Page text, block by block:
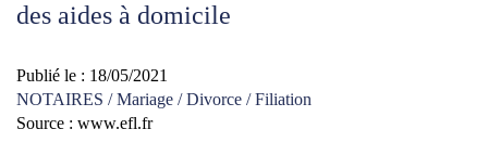
des aides à domicile
Publié le : 18/05/2021
NOTAIRES /Mariage / Divorce / Filiation
Source : www.efl.fr